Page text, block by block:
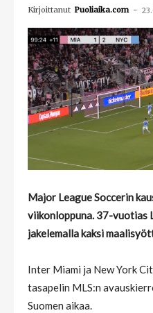
Kirjoittanut Puoliaika.com -
Major League Soccerin
viikonloppuna. 37-vuotias
jakelemalla kaksi
Inter Miami ja New York
tasapelin MLS:n
Suomen aikaa.